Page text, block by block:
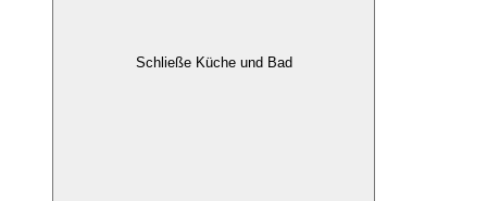
Schließe Küche und Bad